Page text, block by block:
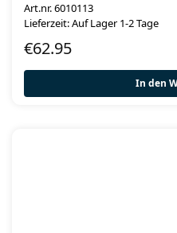
Art.nr. 6010113
Lieferzeit: Auf Lager 1-2 Tage
€62.95
In den